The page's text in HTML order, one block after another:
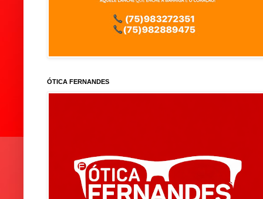
ÓTICA FERNANDES